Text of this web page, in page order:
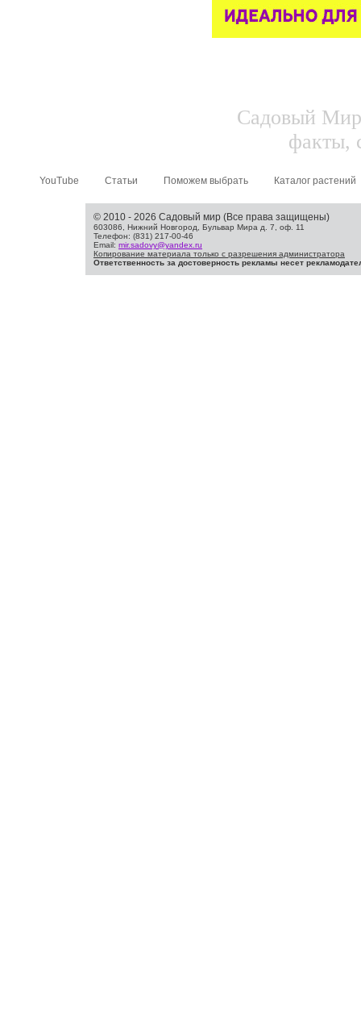
Садовый
факты,
YouTube Статьи Поможем выбрать Каталог растений
© 2010 - 2026 Садовый мир (Все права защищены)
603086, Нижний Новгород, Бульвар Мира д. 7, оф. 11
Телефон: (831) 217-00-46
Email: mir.sadovy@yandex.ru
Копирование материала только с разрешения администратора
Ответственность за достоверность рекламы несет